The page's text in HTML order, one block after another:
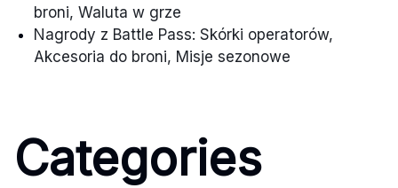
broni, Waluta w grze
Nagrody z Battle Pass: Skórki operatorów,
Akcesoria do broni, Misje sezonowe
Categories